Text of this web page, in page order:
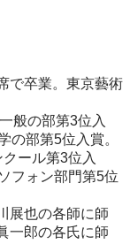
で卒業。東京藝術
般の部第3位入
の部第5位入賞。
ール第3位入
フォン部門第5位
展也の各師に師
一郎の各氏に師